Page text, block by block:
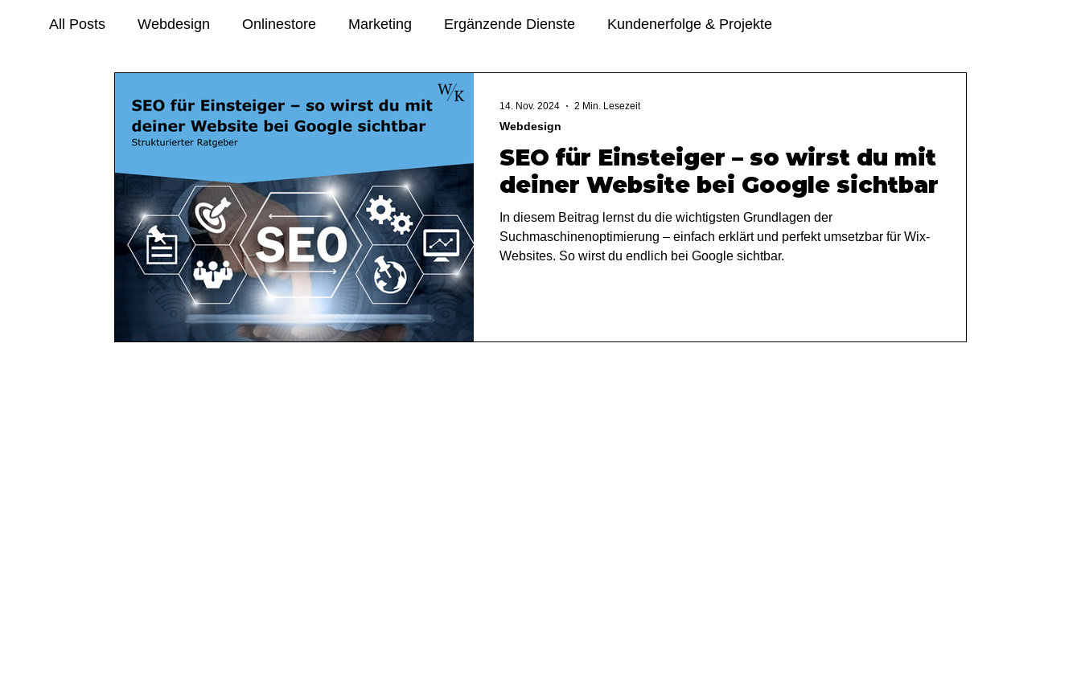
All Posts Webdesign Onlinestore Marketing Ergänzende Dienste Kundenerfolge & Projekte
Über uns & Einblicke
SEO für Einsteiger – so wirst du mit
deiner Website bei Google sichtbar
In diesem Beitrag lernst du die wichtigsten Grundlagen der
Suchmaschinenoptimierung – einfach erklärt und perfekt umsetzbar für Wix-
Websites. So wirst du endlich bei Google sichtbar.
Webdesign
14. Nov. 2024 2 Min. Lesezeit